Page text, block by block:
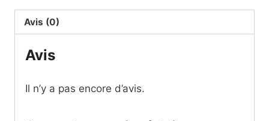
Avis (0)
Avis
Il n’y a pas encore d’avis.